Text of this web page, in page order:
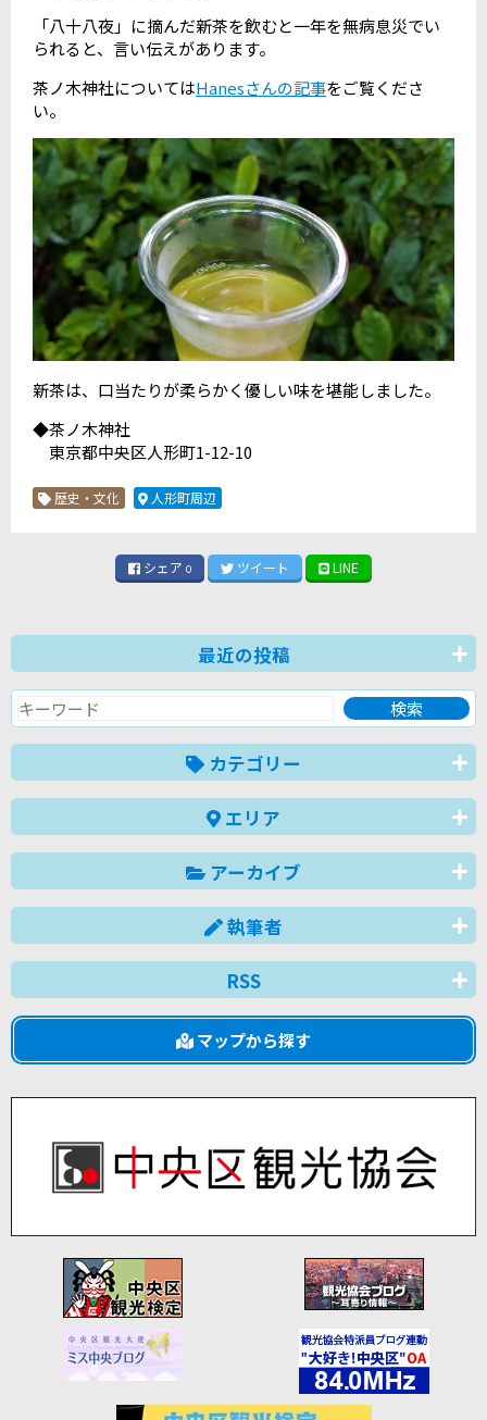
「八十八夜」に摘んだ新茶を飲むと一年を無病息災でい
られると、言い伝えがあります。
茶ノ木神社についてはHanesさんの記事をご覧くださ
い。
新茶は、口当たりが柔らかく優しい味を堪能しました。
◆茶ノ木神社
東京都中央区人形町1-12-10
歴史・文化 人形町周辺
シェア 0 ツイート LINE
最近の投稿
カテゴリー
エリア
アーカイブ
執筆者
RSS
マップから探す